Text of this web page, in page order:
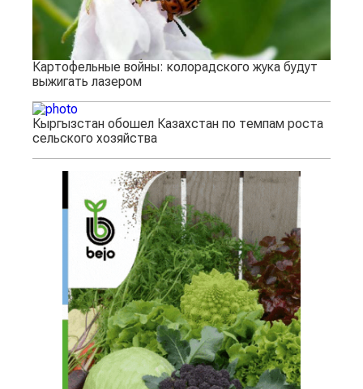
Картофельные войны: колорадского жука будут
выжигать лазером
Кыргызстан обошел Казахстан по темпам роста
сельского хозяйства